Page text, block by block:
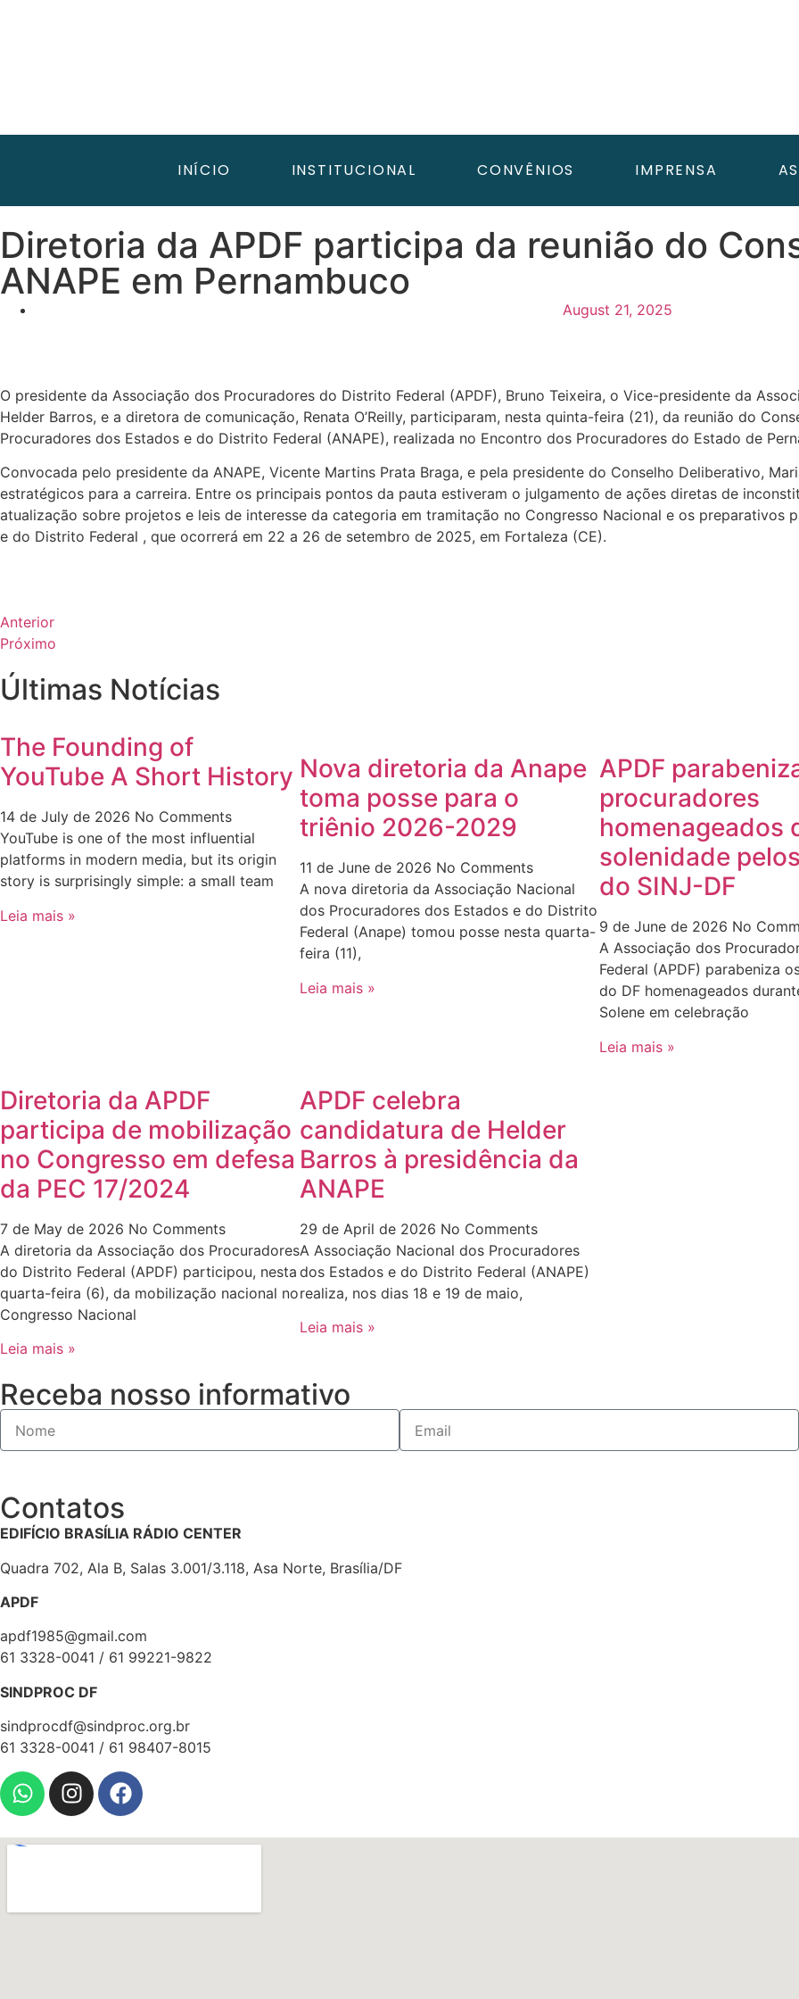
INÍCIO INSTITUCIONAL CONVÊNIOS IMPRENSA
Diretoria da APDF participa da reunião do
ANAPE em Pernambuco
August 21, 2025
O presidente da Associação dos Procuradores do Distrito Federal (APDF), Bruno Teixeira, o Vice-presidente da
Helder Barros, e a diretora de comunicação, Renata O’Reilly, participaram, nesta quinta-feira (21), da reunião do
Procuradores dos Estados e do Distrito Federal (ANAPE), realizada no Encontro dos Procuradores do Estado de
Convocada pelo presidente da ANAPE, Vicente Martins Prata Braga, e pela presidente do Conselho Deliberativo,
estratégicos para a carreira. Entre os principais pontos da pauta estiveram o julgamento de ações diretas de
atualização sobre projetos e leis de interesse da categoria em tramitação no Congresso Nacional e os preparativos
e do Distrito Federal , que ocorrerá em 22 a 26 de setembro de 2025, em Fortaleza (CE).
Anterior
Próximo
Últimas Notícias
The Founding of
YouTube A Short History
14 de July de 2026 No Comments
YouTube is one of the most influential
platforms in modern media, but its origin
story is surprisingly simple: a small team
Leia mais »
Nova diretoria da Anape
toma posse para o
triênio 2026-2029
11 de June de 2026 No Comments
A nova diretoria da Associação Nacional
dos Procuradores dos Estados e do Distrito
Federal (Anape) tomou posse nesta quarta-
feira (11),
Leia mais »
APDF
procuradores
homenageados
solenidade
do SINJ-DF
9 de June de 2026 No
A Associação dos
Federal (APDF) parabeniza
do DF homenageados
Solene em celebração
Leia mais »
Diretoria da APDF
participa de mobilização
no Congresso em defesa
da PEC 17/2024
7 de May de 2026 No Comments
A diretoria da Associação dos Procuradores
do Distrito Federal (APDF) participou, nesta
quarta-feira (6), da mobilização nacional no
Congresso Nacional
Leia mais »
APDF celebra
candidatura de Helder
Barros à presidência da
ANAPE
29 de April de 2026 No Comments
A Associação Nacional dos Procuradores
dos Estados e do Distrito Federal (ANAPE)
realiza, nos dias 18 e 19 de maio,
Leia mais »
Receba nosso informativo
Contatos
EDIFÍCIO BRASÍLIA RÁDIO CENTER
Quadra 702, Ala B, Salas 3.001/3.118, Asa Norte, Brasília/DF
APDF
apdf1985@gmail.com
61 3328-0041 / 61 99221-9822
SINDPROC DF
sindprocdf@sindproc.org.br
61 3328-0041 / 61 98407-8015